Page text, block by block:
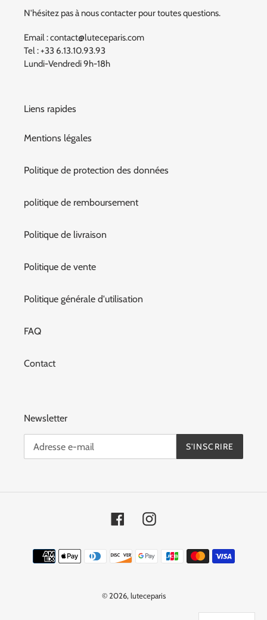
N'hésitez pas à nous contacter pour toutes questions.
Email : contact@luteceparis.com
Tel : +33 6.13.10.93.93
Lundi-Vendredi 9h-18h
Liens rapides
Mentions légales
Politique de protection des données
politique de remboursement
Politique de livraison
Politique de vente
Politique générale d'utilisation
FAQ
Contact
Newsletter
S'INSCRIRE
FacebookInstagram
Moyens
de
© 2026, luteceparis